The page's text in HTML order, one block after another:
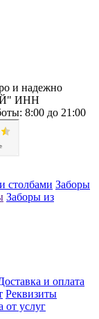
и надежно
ИНН
8:00 до 21:00
столбами Заборы
Заборы из
и оплата
Реквизиты
от услуг